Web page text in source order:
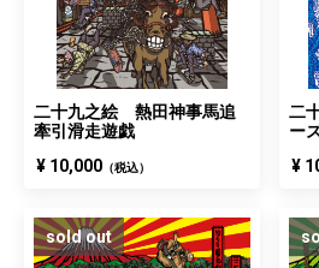
二十九之絵 熱田神事馬追
牽引滑走遊戯
¥ 10,000 （税込）
二
ー
¥
sold out